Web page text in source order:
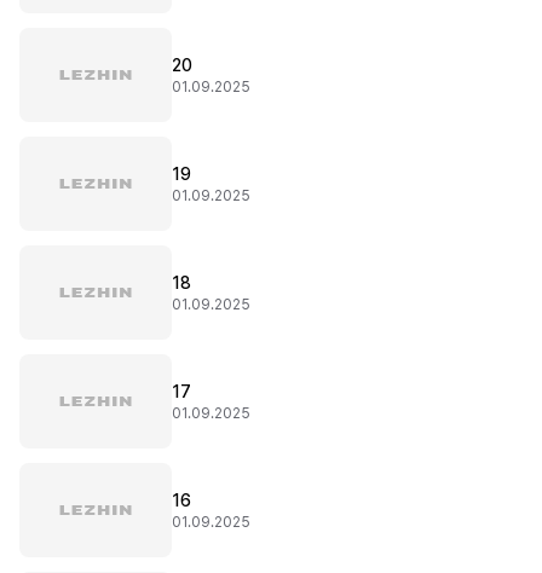
20
01.09.2025
19
01.09.2025
18
01.09.2025
17
01.09.2025
16
01.09.2025